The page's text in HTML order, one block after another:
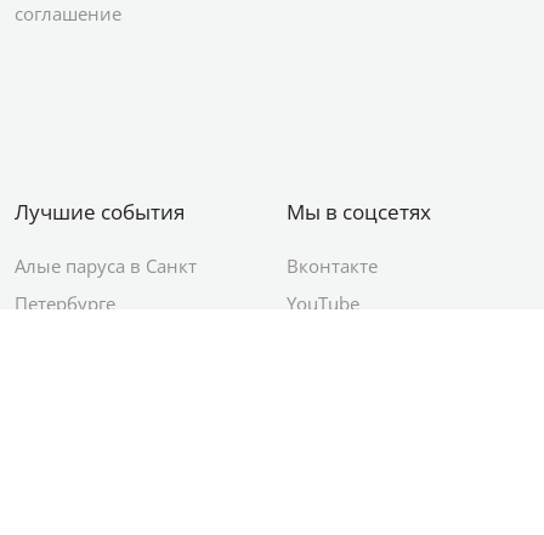
соглашение
Лучшие события
Алые паруса в Санкт
Петербурге
Мы в соцсетях
Вконтакте
YouTube